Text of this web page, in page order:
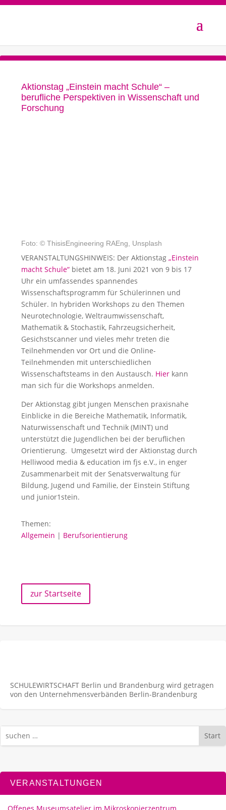
Aktionstag „Einstein macht Schule“ –
berufliche Perspektiven in Wissenschaft und
Forschung
Foto: © ThisisEngineering RAEng, Unsplash
VERANSTALTUNGSHINWEIS: Der Aktionstag „Einstein
macht Schule“ bietet am 18. Juni 2021 von 9 bis 17
Uhr ein umfassendes spannendes
Wissenschaftsprogramm für Schülerinnen und
Schüler. In hybriden Workshops zu den Themen
Neurotechnologie, Weltraumwissenschaft,
Mathematik & Stochastik, Fahrzeugsicherheit,
Gesichstscanner und vieles mehr treten die
Teilnehmenden vor Ort und die Online-
Teilnehmenden mit unterschiedlichen
Wissenschaftsteams in den Austausch. Hier kann
man sich für die Workshops anmelden.
Der Aktionstag gibt jungen Menschen praxisnahe
Einblicke in die Bereiche Mathematik, Informatik,
Naturwissenschaft und Technik (MINT) und
unterstützt die Jugendlichen bei der beruflichen
Orientierung. Umgesetzt wird der Aktionstag durch
Helliwood media & education im fjs e.V., in enger
Zusammenarbeit mit der Senatsverwaltung für
Bildung, Jugend und Familie, der Einstein Stiftung
und junior1stein.
Themen:
Allgemein | Berufsorientierung
zur Startseite
SCHULEWIRTSCHAFT Berlin und Brandenburg wird getragen
von den Unternehmens­verbänden Berlin-Brandenburg
Start
VERANSTALTUNGEN